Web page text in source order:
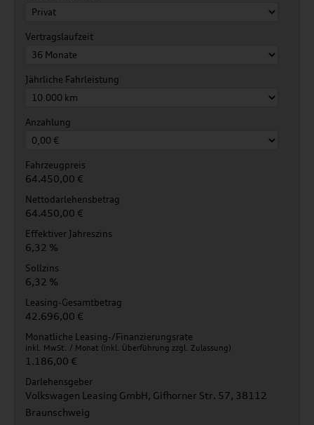
Vertragslaufzeit
Jährliche Fahrleistung
Anzahlung
Fahrzeugpreis
64.450,00 €
Nettodarlehensbetrag
64.450,00 €
Effektiver Jahreszins
6,32 %
Sollzins
6,32 %
Leasing-Gesamtbetrag
42.696,00 €
Monatliche Leasing-/Finanzierungsrate
inkl. MwSt. / Monat (inkl. Überführung zzgl. Zulassung)
1.186,00 €
Darlehensgeber
Volkswagen Leasing GmbH, Gifhorner Str. 57, 38112
Braunschweig